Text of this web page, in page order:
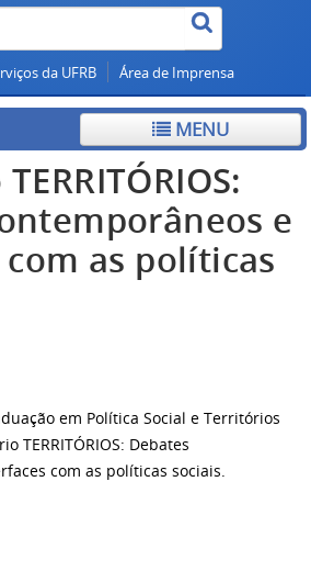
da UFRB Área de Imprensa
MENU
e
as políticas
em Política Social e Territórios
TERRITÓRIOS: Debates
com as políticas sociais.